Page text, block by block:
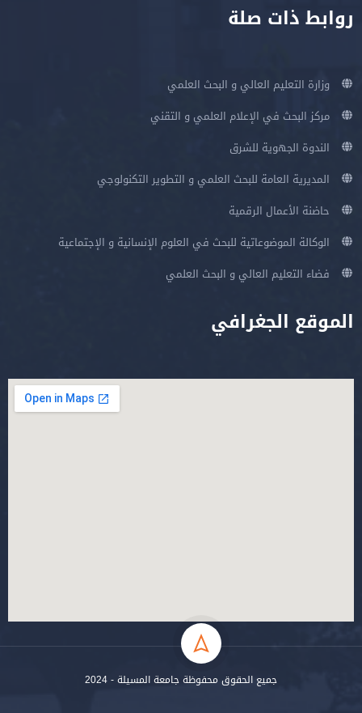
روابط ذات صلة
وزارة التعليم العالي و البحث العلمي
مركز البحث في الإعلام العلمي و التقني
الندوة الجهوية للشرق
المديرية العامة للبحث العلمي و التطوير التكنولوجي
حاضنة الأعمال الرقمية
الوكالة الموضوعاتية للبحث في العلوم الإنسانية و الإجتماعية
فضاء التعليم العالي و البحث العلمي
الموقع الجغرافي
جميع الحقوق محفوظة جامعة المسيلة - 2024